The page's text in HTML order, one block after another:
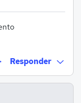
Responder